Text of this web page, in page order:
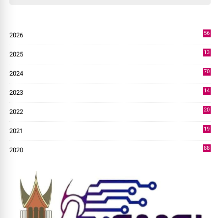
2026
56
2025
13
2024
70
2023
14
2022
20
2021
19
2020
88